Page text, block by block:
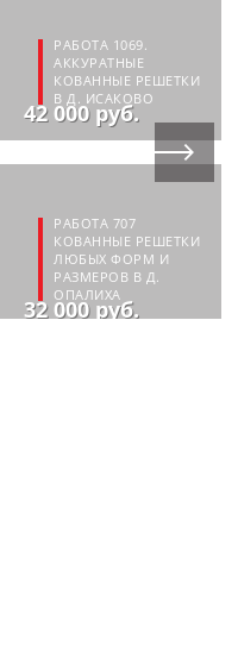
РАБОТА 1069.
АККУРАТНЫЕ
КОВАННЫЕ РЕШЕТКИ
В Д. ИСАКОВО
42 000 руб.
РАБОТА 707
КОВАННЫЕ РЕШЕТКИ
ЛЮБЫХ ФОРМ И
РАЗМЕРОВ В Д.
ОПАЛИХА
32 000 руб.